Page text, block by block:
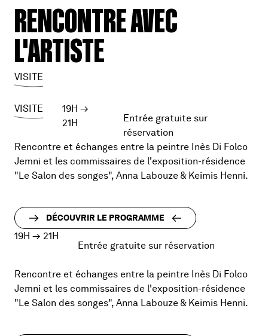
RENCONTRE AVEC
L'ARTISTE
VISITE
VISITE 19H →
21H
Entrée gratuite sur
réservation
Rencontre et échanges entre la peintre Inès Di Folco
Jemni et les commissaires de l'exposition-résidence
"Le Salon des songes", Anna Labouze & Keimis Henni.
DÉCOUVRIR LE PROGRAMME
19H → 21H
Entrée gratuite sur réservation
Rencontre et échanges entre la peintre Inès Di Folco
Jemni et les commissaires de l'exposition-résidence
"Le Salon des songes", Anna Labouze & Keimis Henni.